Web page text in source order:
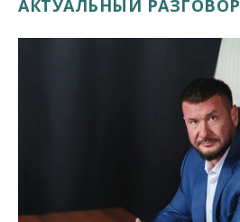
АКТУАЛЬНЫЙ РАЗГОВОР